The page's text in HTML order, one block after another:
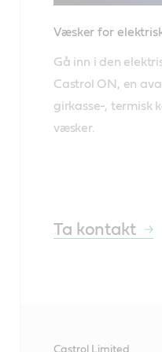
Væsker for
Gå inn i den
Castrol ON, en
girkasse-, termisk
væsker.
Ta kontakt
Castrol Limited